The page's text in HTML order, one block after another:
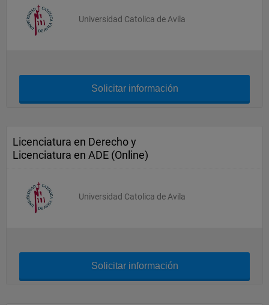
Universidad Catolica de Avila
Solicitar información
Licenciatura en Derecho y
Licenciatura en ADE (Online)
Universidad Catolica de Avila
Solicitar información